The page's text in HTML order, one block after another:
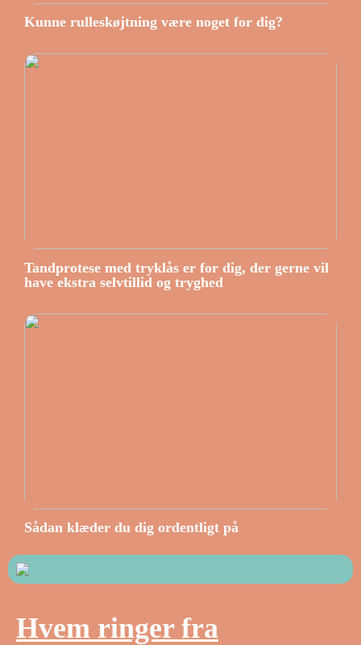
Kunne rulleskøjtning være noget for dig?
Tandprotese med tryklås er for dig, der gerne vil
have ekstra selvtillid og tryghed
Sådan klæder du dig ordentligt på
Hvem ringer fra